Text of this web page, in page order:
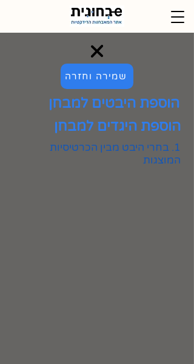
שמירה וחזרה
הוספת היבטים למבחן
הוספת היגדים למבחן
1. בחרי היבט מבין הכרטיסיות
המוצגות